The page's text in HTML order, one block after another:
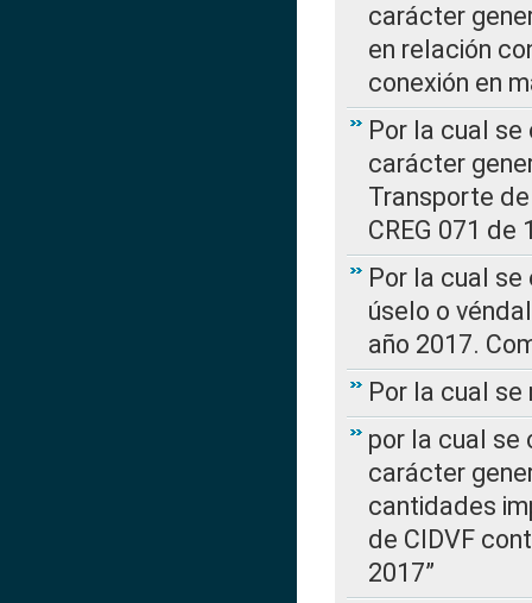
carácter
en relación
conexión en
Por la cual
carácter
Transporte
CREG 071 de
Por la cual
úselo o
año 2017.
Por la cual se
por la cual se
carácter
cantidades
de CIDVF
2017”